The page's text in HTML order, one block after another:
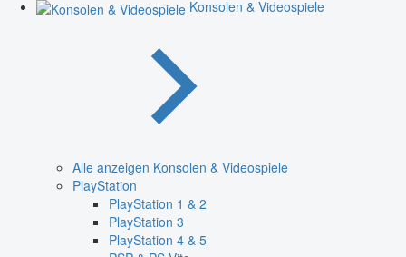
Konsolen & Videospiele
Alle anzeigen Konsolen & Videospiele
PlayStation
PlayStation 1 & 2
PlayStation 3
PlayStation 4 & 5